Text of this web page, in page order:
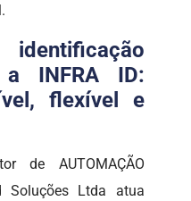
INFRA ID:
flexível e
de AUTOMAÇÃO
Soluções Ltda atua